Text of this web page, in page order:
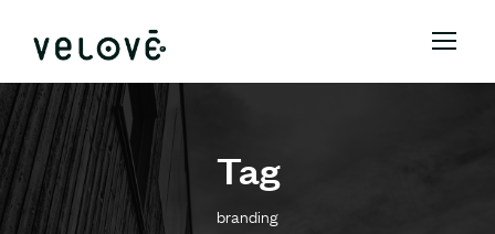
Tag
branding